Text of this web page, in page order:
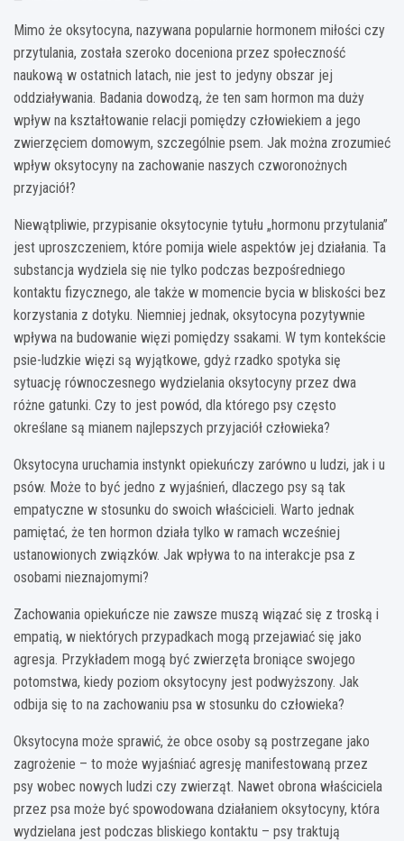
Mimo że oksytocyna, nazywana popularnie hormonem miłości czy
przytulania, została szeroko doceniona przez społeczność
naukową w ostatnich latach, nie jest to jedyny obszar jej
oddziaływania. Badania dowodzą, że ten sam hormon ma duży
wpływ na kształtowanie relacji pomiędzy człowiekiem a jego
zwierzęciem domowym, szczególnie psem. Jak można zrozumieć
wpływ oksytocyny na zachowanie naszych czworonożnych
przyjaciół?
Niewątpliwie, przypisanie oksytocynie tytułu „hormonu przytulania”
jest uproszczeniem, które pomija wiele aspektów jej działania. Ta
substancja wydziela się nie tylko podczas bezpośredniego
kontaktu fizycznego, ale także w momencie bycia w bliskości bez
korzystania z dotyku. Niemniej jednak, oksytocyna pozytywnie
wpływa na budowanie więzi pomiędzy ssakami. W tym kontekście
psie-ludzkie więzi są wyjątkowe, gdyż rzadko spotyka się
sytuację równoczesnego wydzielania oksytocyny przez dwa
różne gatunki. Czy to jest powód, dla którego psy często
określane są mianem najlepszych przyjaciół człowieka?
Oksytocyna uruchamia instynkt opiekuńczy zarówno u ludzi, jak i u
psów. Może to być jedno z wyjaśnień, dlaczego psy są tak
empatyczne w stosunku do swoich właścicieli. Warto jednak
pamiętać, że ten hormon działa tylko w ramach wcześniej
ustanowionych związków. Jak wpływa to na interakcje psa z
osobami nieznajomymi?
Zachowania opiekuńcze nie zawsze muszą wiązać się z troską i
empatią, w niektórych przypadkach mogą przejawiać się jako
agresja. Przykładem mogą być zwierzęta broniące swojego
potomstwa, kiedy poziom oksytocyny jest podwyższony. Jak
odbija się to na zachowaniu psa w stosunku do człowieka?
Oksytocyna może sprawić, że obce osoby są postrzegane jako
zagrożenie – to może wyjaśniać agresję manifestowaną przez
psy wobec nowych ludzi czy zwierząt. Nawet obrona właściciela
przez psa może być spowodowana działaniem oksytocyny, która
wydzielana jest podczas bliskiego kontaktu – psy traktują